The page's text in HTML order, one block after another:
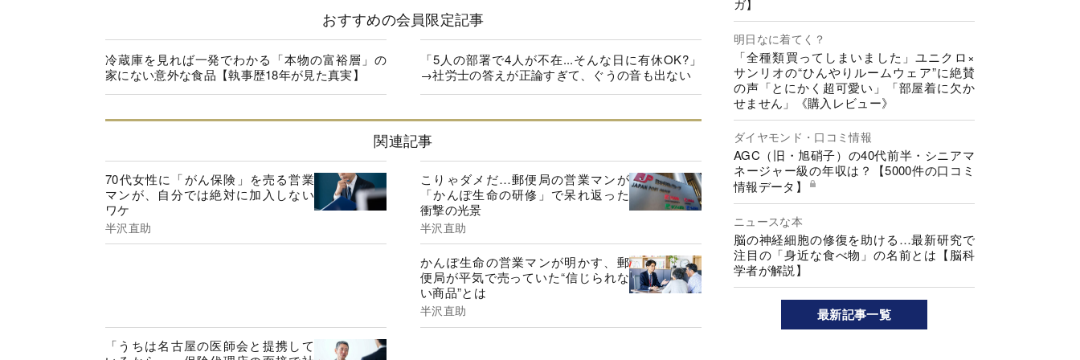
おすすめの会員限定記事
冷蔵庫を見れば一発でわかる「本物の富裕層」の
家にない意外な食品【執事歴18年が見た真実】
「5人の部署で4人が不在...そんな日に有休OK?」
→社労士の答えが正論すぎて、ぐうの音も出ない
関連記事
70代女性に「がん保険」を売る営業
マンが、自分では絶対に加入しない
ワケ
半沢直助
こりゃダメだ…郵便局の営業マンが
「かんぽ生命の研修」で呆れ返った
衝撃の光景
半沢直助
かんぽ生命の営業マンが明かす、郵
便局が平気で売っていた“信じられな
い商品”とは
半沢直助
「うちは名古屋の医師会と提携して
ガ】
明日なに着てく？
「全種類買ってしまいました」ユニクロ×
サンリオの“ひんやりルームウェア”に絶賛
の声「とにかく超可愛い」「部屋着に欠か
せません」《購入レビュー》
ダイヤモンド・口コミ情報
AGC（旧・旭硝子）の40代前半・シニアマ
ネージャー級の年収は？【5000件の口コミ
情報データ】
ニュースな本
脳の神経細胞の修復を助ける…最新研究で
注目の「身近な食べ物」の名前とは【脳科
学者が解説】
最新記事一覧